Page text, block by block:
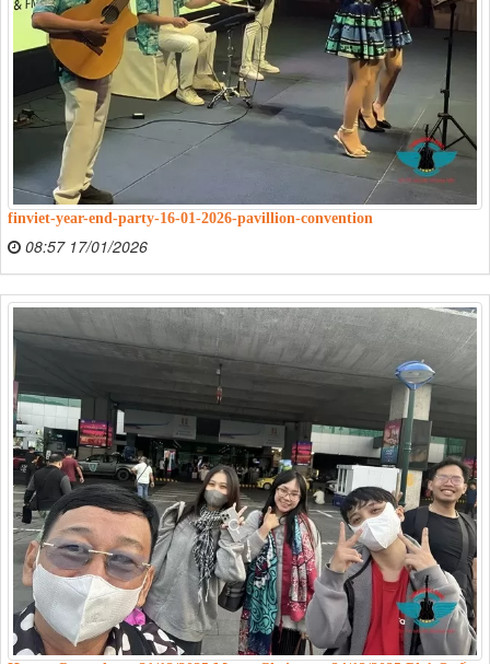
finviet-year-end-party-16-01-2026-pavillion-convention
08:57 17/01/2026